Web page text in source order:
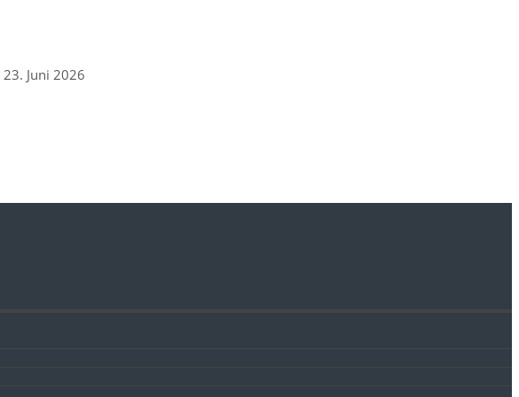
23. Juni 2026